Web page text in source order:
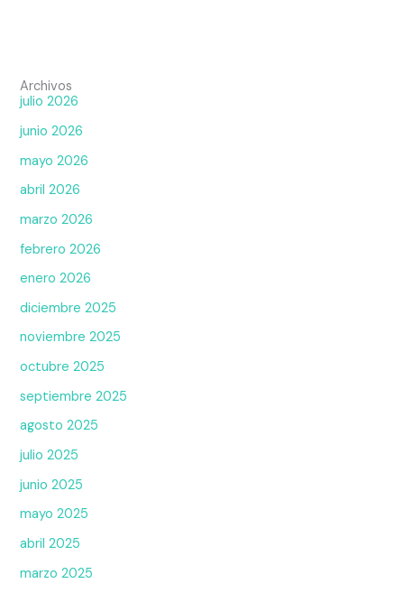
Archivos
julio 2026
junio 2026
mayo 2026
abril 2026
marzo 2026
febrero 2026
enero 2026
diciembre 2025
noviembre 2025
octubre 2025
septiembre 2025
agosto 2025
julio 2025
junio 2025
mayo 2025
abril 2025
marzo 2025